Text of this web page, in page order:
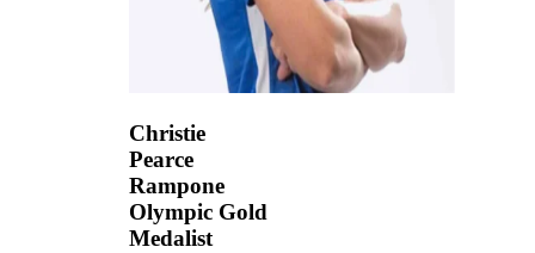
Christie
Pearce
Rampone
Olympic Gold
Medalist